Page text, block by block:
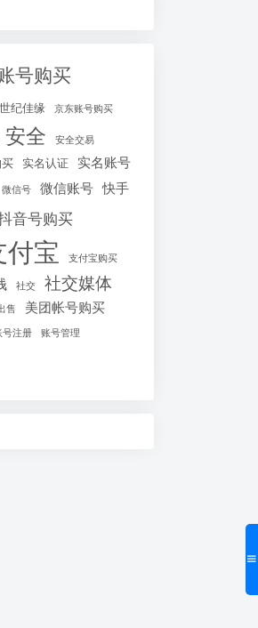
号购买
世纪佳缘 京东账号购买
安全 安全交易
实名认证 实名账号
微信号 微信账号 快手
音号购买
付宝 支付宝购买
社交 社交媒体
售 美团帐号购买
号注册 账号管理